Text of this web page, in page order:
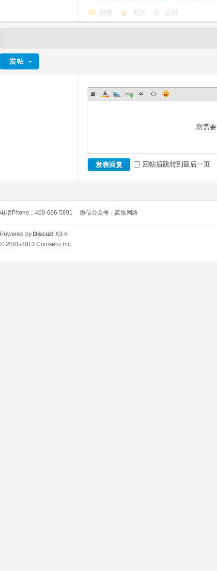
回复 支持 反对
您需
发表回复 回帖后跳转到最后一页
电话Phone：400-666-5691 微信公众号：高恪网络
Powered by Discuz! X3.4
© 2001-2013 Comsenz Inc.